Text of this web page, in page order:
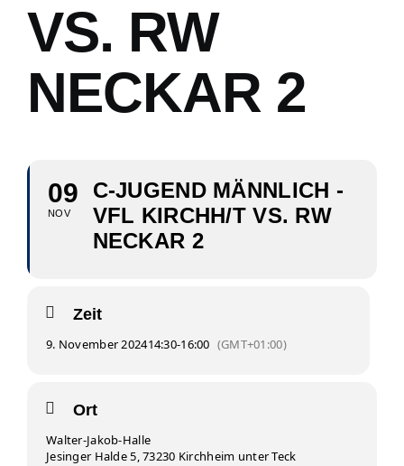
VS. RW
NECKAR 2
09
NOV
C-JUGEND MÄNNLICH -
VFL KIRCHH/T VS. RW
NECKAR 2
Zeit
9. November 202414:30-16:00 (GMT+01:00)
Ort
Walter-Jakob-Halle
Jesinger Halde 5, 73230 Kirchheim unter Teck